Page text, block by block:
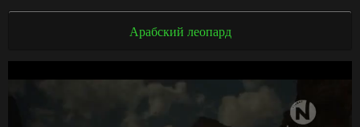
Арабский леопард